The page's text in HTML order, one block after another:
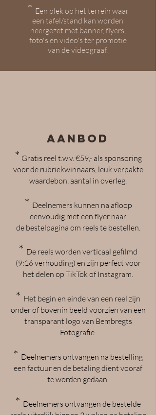
* Een plek op het terrein waar
een tafel/stand kan worden
neergezet met banner, flyers,
foto's en video's ter promotie
van de videograaf.
aanbod
* Gratis reel t.w.v. €59,- als sponsoring
voor de rubriekwinnaars, leuk verpakte
waardebon, aantal in overleg.
* Deelnemers kunnen na afloop
eenvoudig met een flyer naar
debestelpagina om reels te bestellen.
* De reels worden verticaal gefilmd
(9:16 verhouding) en zijn perfect voor
het delen op TikTok of Instagram.
* Het begin en einde van een reel zijn
onder of bovenin beeld voorzien van een
transparant logo van Bembregts
Fotografie.
* Deelnemers ontvangen na bestelling
een factuur en de betaling dient vooraf
te worden gedaan.
* Deelnemers ontvangen de bestelde